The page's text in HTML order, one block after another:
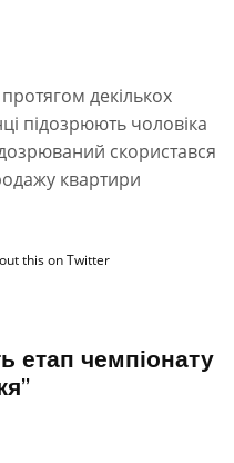
декількох
підозрюють чоловіка
скористався
квартири
етап чемпіонату